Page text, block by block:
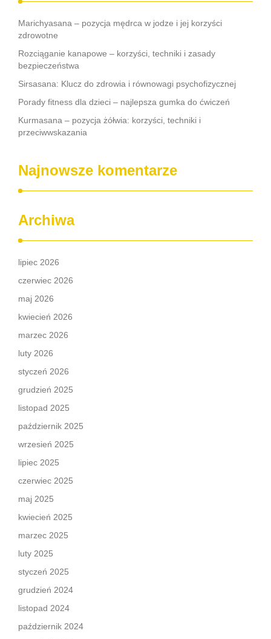
Marichyasana – pozycja mędrca w jodze i jej korzyści
zdrowotne
Rozciąganie kanapowe – korzyści, techniki i zasady
bezpieczeństwa
Sirsasana: Klucz do zdrowia i równowagi psychofizycznej
Porady fitness dla dzieci – najlepsza gumka do ćwiczeń
Kurmasana – pozycja żółwia: korzyści, techniki i
przeciwwskazania
Najnowsze komentarze
Archiwa
lipiec 2026
czerwiec 2026
maj 2026
kwiecień 2026
marzec 2026
luty 2026
styczeń 2026
grudzień 2025
listopad 2025
październik 2025
wrzesień 2025
lipiec 2025
czerwiec 2025
maj 2025
kwiecień 2025
marzec 2025
luty 2025
styczeń 2025
grudzień 2024
listopad 2024
październik 2024